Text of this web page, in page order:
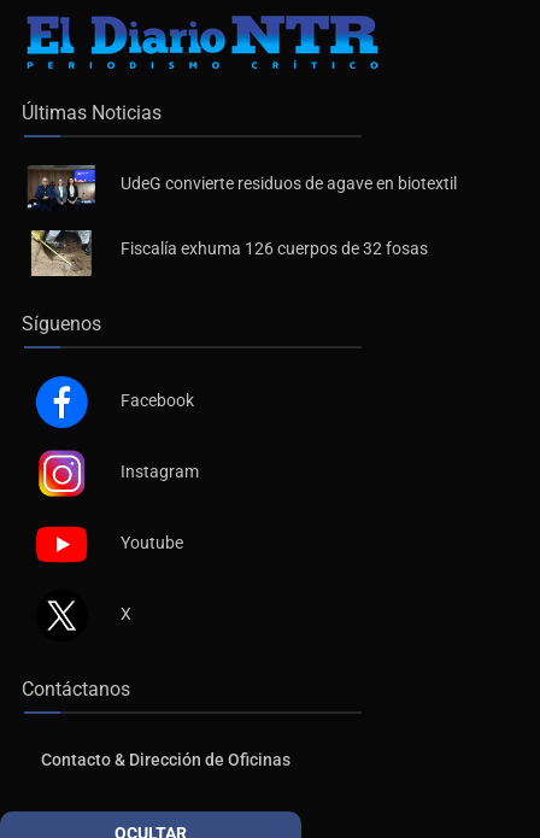
Últimas Noticias
UdeG convierte residuos de agave en biotextil
Fiscalía exhuma 126 cuerpos de 32 fosas
Síguenos
Facebook
Instagram
Youtube
X
Contáctanos
Contacto & Dirección de Oficinas
PublicidadOCULTAR